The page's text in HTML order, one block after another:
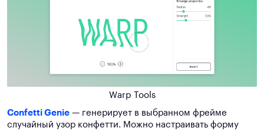
Warp Tools
Confetti Genie — генерирует в выбранном фрейме
случайный узор конфетти. Можно настраивать форму